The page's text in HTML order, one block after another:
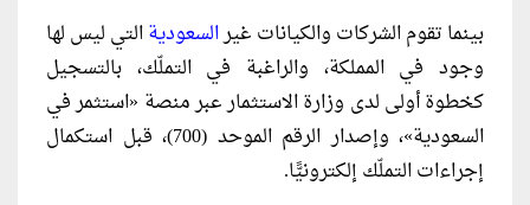
بينما تقوم الشركات والكيانات غيرالسعوديةالتي ليس لها
وجود في المملكة، والراغبة في التملّك، بالتسجيل
كخطوة أولى لدى وزارة الاستثمار عبر منصة «استثمر في
السعودية»، وإصدار الرقم الموحد (700)، قبل استكمال
إجراءات التملّك إلكترونيًّا.